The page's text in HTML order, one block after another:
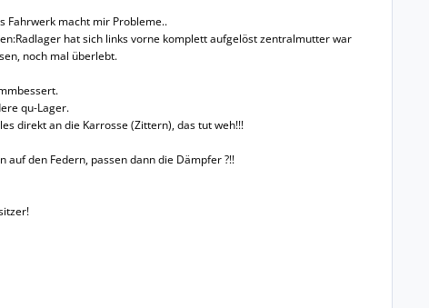
Fahrwerk macht mir Probleme..
hat sich links vorne komplett aufgelöst zentralmutter war
noch mal überlebt.
qu-Lager.
direkt an die Karrosse (Zittern), das tut weh!!!
auf den Federn, passen dann die Dämpfer ?!!